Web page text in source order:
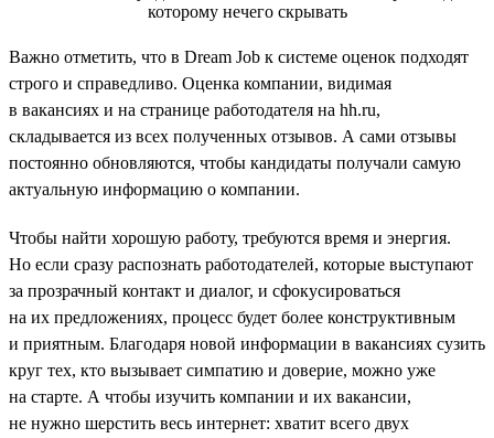
Важно отметить, что в Dream Job к системе оценок подходят
строго и справедливо. Оценка компании, видимая
в вакансиях и на странице работодателя на hh.ru,
складывается из всех полученных отзывов. А сами отзывы
постоянно обновляются, чтобы кандидаты получали самую
актуальную информацию о компании.
Чтобы найти хорошую работу, требуются время и энергия.
Но если сразу распознать работодателей, которые выступают
за прозрачный контакт и диалог, и сфокусироваться
на их предложениях, процесс будет более конструктивным
и приятным. Благодаря новой информации в вакансиях сузить
круг тех, кто вызывает симпатию и доверие, можно уже
на старте. А чтобы изучить компании и их вакансии,
не нужно шерстить весь интернет: хватит всего двух